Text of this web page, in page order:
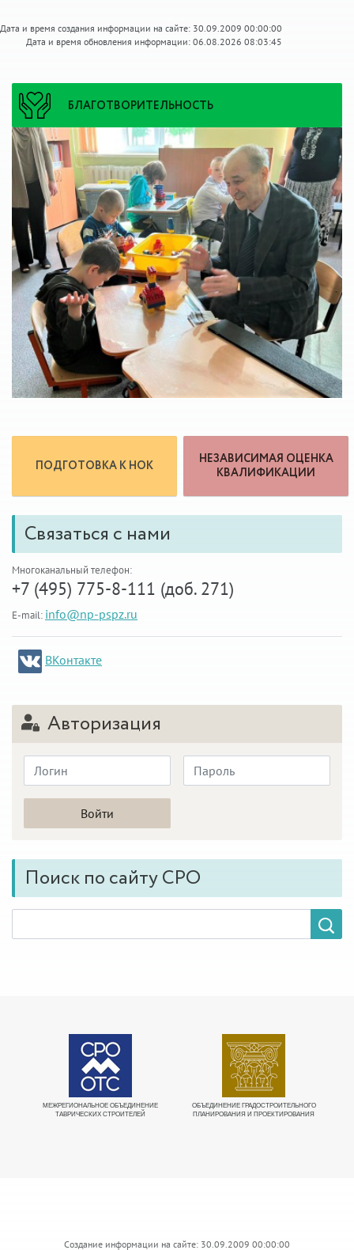
Дата и время создания информации на сайте: 30.09.2009 00:00:00
Дата и время обновления информации: 06.08.2026 08:03:45
БЛАГОТВОРИТЕЛЬНОСТЬ
ПОДГОТОВКА К НОК
НЕЗАВИСИМАЯ ОЦЕНКА
КВАЛИФИКАЦИИ
Связаться с нами
Многоканальный телефон:
+7 (495) 775-8-111 (доб. 271)
E-mail: info@np-pspz.ru
ВКонтакте
Авторизация
Поиск по сайту СРО
МЕЖРЕГИОНАЛЬНОЕ ОБЪЕДИНЕНИЕ
ТАВРИЧЕСКИХ СТРОИТЕЛЕЙ
ОБЪЕДИНЕНИЕ ГРАДОСТРОИТЕЛЬНОГО
ПЛАНИРОВАНИЯ И ПРОЕКТИРОВАНИЯ
Создание информации на сайте: 30.09.2009 00:00:00